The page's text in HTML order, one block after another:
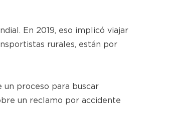
En 2019, eso implicó viajar
rurales, están por
un proceso para buscar
un reclamo por accidente